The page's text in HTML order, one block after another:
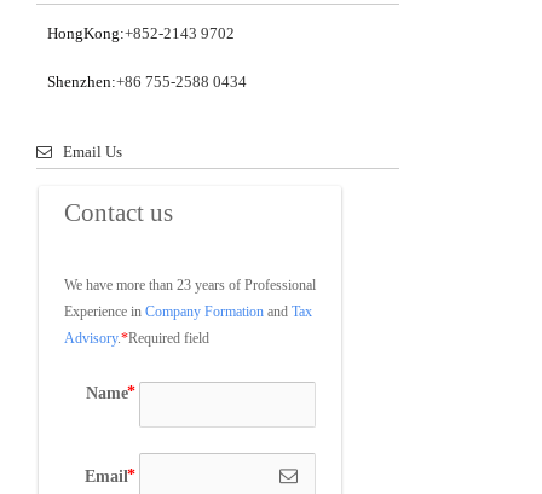
HongKong:+852-2143 9702
Shenzhen:+86 755-2588 0434
Email Us
Contact us
We have more than 23 years of Professional
Experience in Company Formation and Tax
Advisory.*Required field
Name
Email